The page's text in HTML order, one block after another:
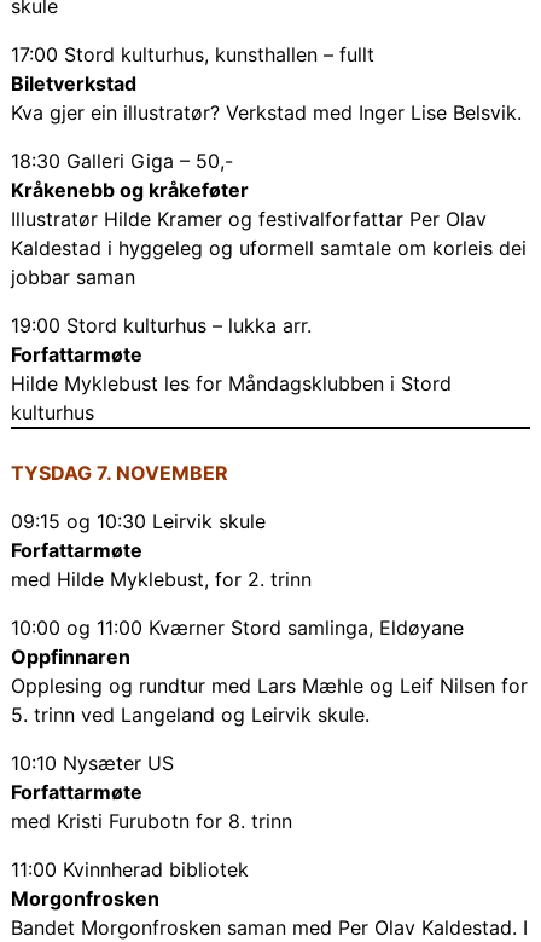
skule
17:00 Stord kulturhus, kunsthallen – fullt
Biletverkstad
Kva gjer ein illustratør? Verkstad med Inger Lise Belsvik.
18:30 Galleri Giga – 50,-
Kråkenebb og kråkeføter
Illustratør Hilde Kramer og festivalforfattar Per Olav
Kaldestad i hyggeleg og uformell samtale om korleis dei
jobbar saman
19:00 Stord kulturhus – lukka arr.
Forfattarmøte
Hilde Myklebust les for Måndagsklubben i Stord
kulturhus
TYSDAG 7. NOVEMBER
09:15 og 10:30 Leirvik skule
Forfattarmøte
med Hilde Myklebust, for 2. trinn
10:00 og 11:00 Kværner Stord samlinga, Eldøyane
Oppfinnaren
Opplesing og rundtur med Lars Mæhle og Leif Nilsen for
5. trinn ved Langeland og Leirvik skule.
10:10 Nysæter US
Forfattarmøte
med Kristi Furubotn for 8. trinn
11:00 Kvinnherad bibliotek
Morgonfrosken
Bandet Morgonfrosken saman med Per Olav Kaldestad. I